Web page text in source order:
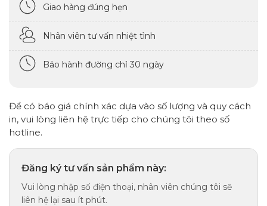
Giao hàng đúng hẹn
Nhân viên tư vấn nhiệt tình
Bảo hành đường chỉ 30 ngày
Để có báo giá chính xác dựa vào số lượng và quy cách
in, vui lòng liên hệ trực tiếp cho chúng tôi theo số
hotline.
Đăng ký tư vấn sản phẩm này:
Vui lòng nhập số điện thoại, nhân viên chúng tôi sẽ
liên hệ lại sau ít phút.